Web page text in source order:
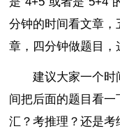
分钟的时间看文章
章，四分钟做题目，
建议大家一个时
间把后面的题目看
汇？考推理？还是